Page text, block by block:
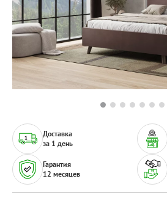
Доставка
за 1 день
Гарантия
12 месяцев